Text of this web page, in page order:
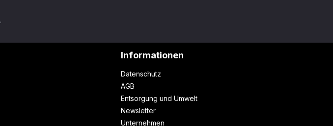
.
Informationen
Datenschutz
AGB
Entsorgung und Umwelt
Newsletter
Unternehmen